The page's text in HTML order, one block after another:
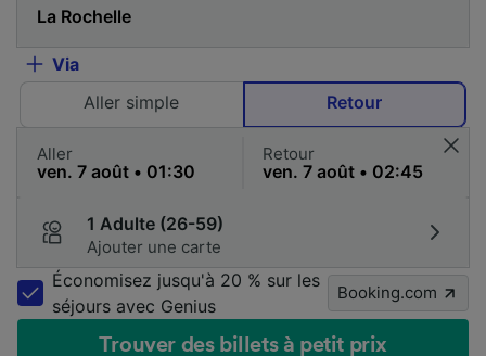
Via
Aller simple
Retour
Aller Retour
1 Adulte (26-59)
Ajouter une carte
Économisez jusqu'à 20 % sur les
séjours avec Genius
Booking.com
Trouver des billets à petit prix